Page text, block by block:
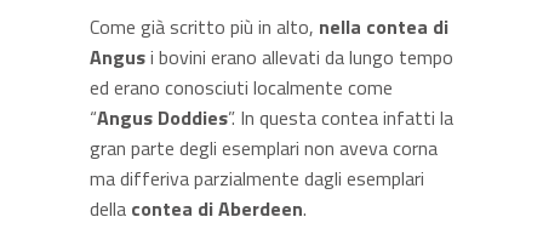
Come già scritto più in alto, nella contea di
Angusi bovini erano allevati da lungo tempo
ed erano conosciuti localmente come
“Angus Doddies”. In questa contea infatti la
gran parte degli esemplari non aveva corna
ma differiva parzialmente dagli esemplari
della contea di Aberdeen.